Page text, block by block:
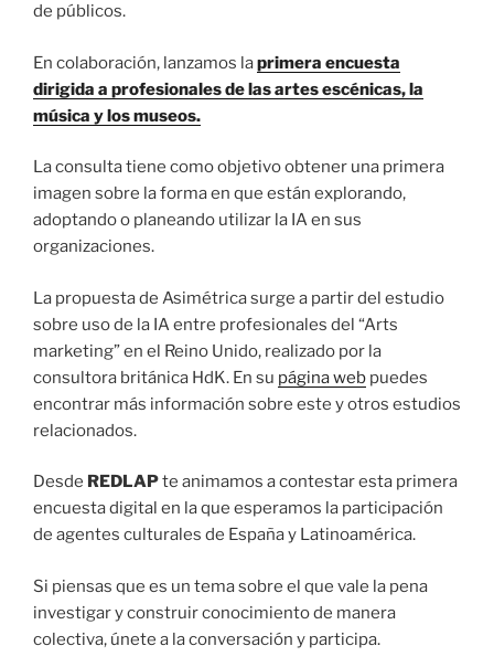
de públicos.
En colaboración, lanzamos laprimera encuesta
dirigida a profesionales de las artes escénicas, la
música y los museos.
La consulta tiene como objetivo obtener una primera
imagen sobre la forma en que están explorando,
adoptando o planeando utilizar la IA en sus
organizaciones.
La propuesta de Asimétrica surge a partir del estudio
sobre uso de la IA entre profesionales del “Arts
marketing” en el Reino Unido, realizado por la
consultora británica HdK. En su página web puedes
encontrar más información sobre este y otros estudios
relacionados.
Desde REDLAPte animamos a contestar esta primera
encuesta digital en la que esperamos la participación
de agentes culturales de España y Latinoamérica.
Si piensas que es un tema sobre el que vale la pena
investigar y construir conocimiento de manera
colectiva, únete a la conversación y participa.